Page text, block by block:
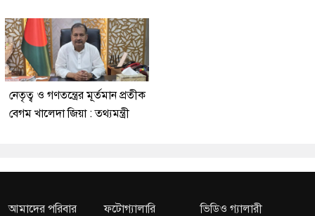
নেতৃত্ব ও গণতন্ত্রের মূর্তমান প্রতীক
বেগম খালেদা জিয়া : তথ্যমন্ত্রী
আমাদের পরিবার ফটোগ্যালারি ভিডিও গ্যালারী